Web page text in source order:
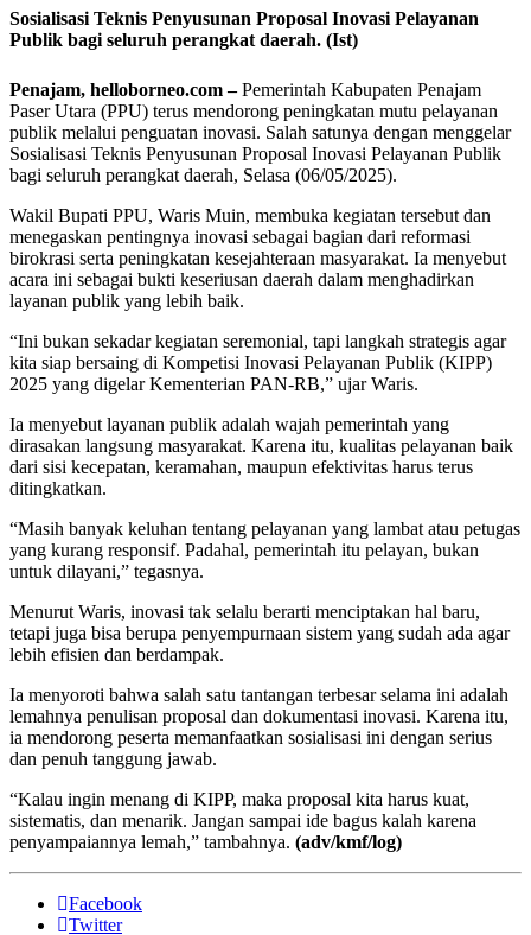
Sosialisasi Teknis Penyusunan Proposal Inovasi Pelayanan
Publik bagi seluruh perangkat daerah. (Ist)
Penajam, helloborneo.com –Pemerintah Kabupaten Penajam
Paser Utara (PPU) terus mendorong peningkatan mutu pelayanan
publik melalui penguatan inovasi. Salah satunya dengan menggelar
Sosialisasi Teknis Penyusunan Proposal Inovasi Pelayanan Publik
bagi seluruh perangkat daerah, Selasa (06/05/2025).
Wakil Bupati PPU, Waris Muin, membuka kegiatan tersebut dan
menegaskan pentingnya inovasi sebagai bagian dari reformasi
birokrasi serta peningkatan kesejahteraan masyarakat. Ia menyebut
acara ini sebagai bukti keseriusan daerah dalam menghadirkan
layanan publik yang lebih baik.
“Ini bukan sekadar kegiatan seremonial, tapi langkah strategis agar
kita siap bersaing di Kompetisi Inovasi Pelayanan Publik (KIPP)
2025 yang digelar Kementerian PAN-RB,” ujar Waris.
Ia menyebut layanan publik adalah wajah pemerintah yang
dirasakan langsung masyarakat. Karena itu, kualitas pelayanan baik
dari sisi kecepatan, keramahan, maupun efektivitas harus terus
ditingkatkan.
“Masih banyak keluhan tentang pelayanan yang lambat atau petugas
yang kurang responsif. Padahal, pemerintah itu pelayan, bukan
untuk dilayani,” tegasnya.
Menurut Waris, inovasi tak selalu berarti menciptakan hal baru,
tetapi juga bisa berupa penyempurnaan sistem yang sudah ada agar
lebih efisien dan berdampak.
Ia menyoroti bahwa salah satu tantangan terbesar selama ini adalah
lemahnya penulisan proposal dan dokumentasi inovasi. Karena itu,
ia mendorong peserta memanfaatkan sosialisasi ini dengan serius
dan penuh tanggung jawab.
“Kalau ingin menang di KIPP, maka proposal kita harus kuat,
sistematis, dan menarik. Jangan sampai ide bagus kalah karena
penyampaiannya lemah,” tambahnya. (adv/kmf/log)
Facebook
Twitter